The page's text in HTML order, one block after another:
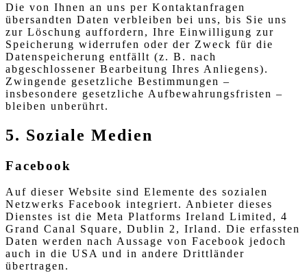
Die von Ihnen an uns per Kontaktanfragen
übersandten Daten verbleiben bei uns, bis Sie uns
zur Löschung auffordern, Ihre Einwilligung zur
Speicherung widerrufen oder der Zweck für die
Datenspeicherung entfällt (z. B. nach
abgeschlossener Bearbeitung Ihres Anliegens).
Zwingende gesetzliche Bestimmungen –
insbesondere gesetzliche Aufbewahrungsfristen –
bleiben unberührt.
5. Soziale Medien
Facebook
Auf dieser Website sind Elemente des sozialen
Netzwerks Facebook integriert. Anbieter dieses
Dienstes ist die Meta Platforms Ireland Limited, 4
Grand Canal Square, Dublin 2, Irland. Die erfassten
Daten werden nach Aussage von Facebook jedoch
auch in die USA und in andere Drittländer
übertragen.